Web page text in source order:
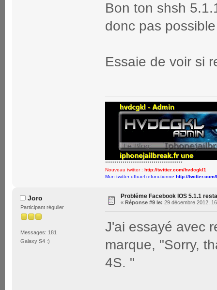
Bon ton shsh
donc pas
Essaie de voir si
****************************************
Nouveau twitter : http://twitter.com/hvdcgkl1
Mon twitter officiel refonctionne http://
Joro
Participant régulier
Messages: 181
Galaxy S4 :)
Probléme Facebook IOS 5.1.1
« Réponse #9 le: 29 décembre 2012,
J'ai essayé avec
marque, "Sorry,
4S. "